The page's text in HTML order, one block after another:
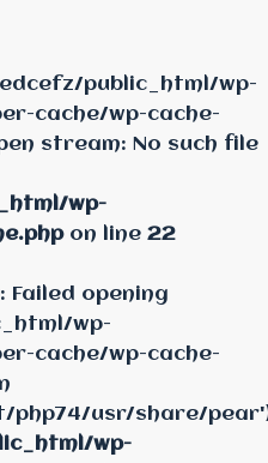
public_html/wp-
cache/wp-cache-
stream: No such file
wp-
on line 22
Failed opening
wp-
cache/wp-cache-
php74/usr/share/
wp-